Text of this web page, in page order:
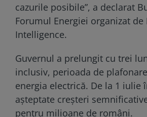
cazurile posibile”, a declarat
Forumul Energiei organizat de
Intelligence.
Guvernul a prelungit cu trei
inclusiv, perioada de
energia electrică. De la 1 iulie
așteptate creșteri
pentru milioane de români.